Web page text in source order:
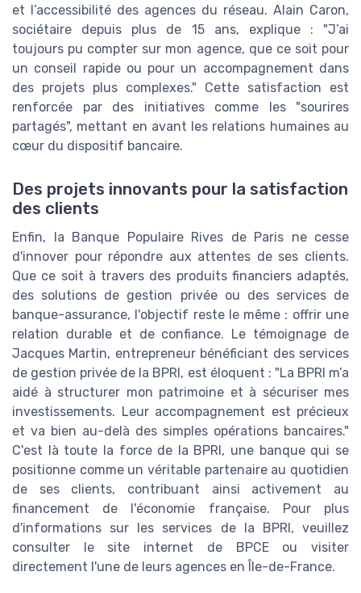
et l’accessibilité des agences du réseau. Alain Caron,
sociétaire depuis plus de 15 ans, explique : "J’ai
toujours pu compter sur mon agence, que ce soit pour
un conseil rapide ou pour un accompagnement dans
des projets plus complexes." Cette satisfaction est
renforcée par des initiatives comme les "sourires
partagés", mettant en avant les relations humaines au
cœur du dispositif bancaire.
Des projets innovants pour la satisfaction
des clients
Enfin, la Banque Populaire Rives de Paris ne cesse
d'innover pour répondre aux attentes de ses clients.
Que ce soit à travers des produits financiers adaptés,
des solutions de gestion privée ou des services de
banque-assurance, l'objectif reste le même : offrir une
relation durable et de confiance. Le témoignage de
Jacques Martin, entrepreneur bénéficiant des services
de gestion privée de la BPRI, est éloquent : "La BPRI m’a
aidé à structurer mon patrimoine et à sécuriser mes
investissements. Leur accompagnement est précieux
et va bien au-delà des simples opérations bancaires."
C'est là toute la force de la BPRI, une banque qui se
positionne comme un véritable partenaire au quotidien
de ses clients, contribuant ainsi activement au
financement de l'économie française. Pour plus
d'informations sur les services de la BPRI, veuillez
consulter le site internet de BPCE ou visiter
directement l'une de leurs agences en Île-de-France.